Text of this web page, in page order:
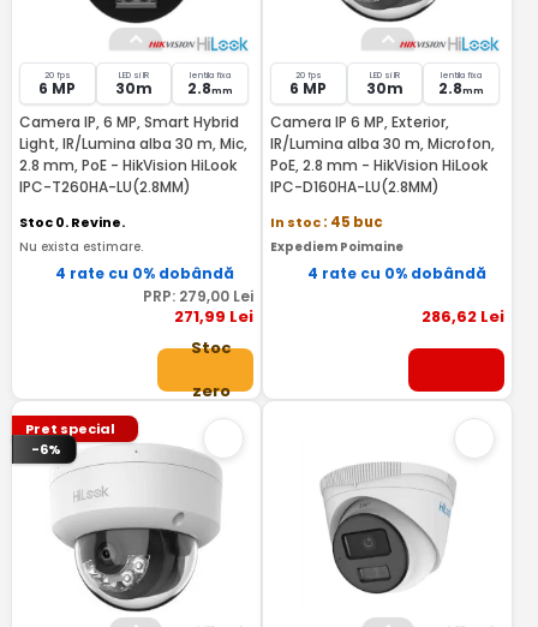
20 fps
6 MP
LED si IR
30m
lentila fixa
2.8mm
Camera IP, 6 MP, Smart Hybrid
Light, IR/Lumina alba 30 m, Mic,
2.8 mm, PoE - HikVision HiLook
IPC-T260HA-LU(2.8MM)
Stoc 0. Revine.
Nu exista estimare.
4 rate cu 0% dobândă
PRP: 279,00Lei
271,99 Lei
Stoc
zero
20 fps
6 MP
LED si IR
30m
lentila fixa
2.8mm
Camera IP 6 MP, Exterior,
IR/Lumina alba 30 m, Microfon,
PoE, 2.8 mm - HikVision HiLook
IPC-D160HA-LU(2.8MM)
In stoc: 45 buc
Expediem Poimaine
4 rate cu 0% dobândă
286,62 Lei
Pret special
-6%